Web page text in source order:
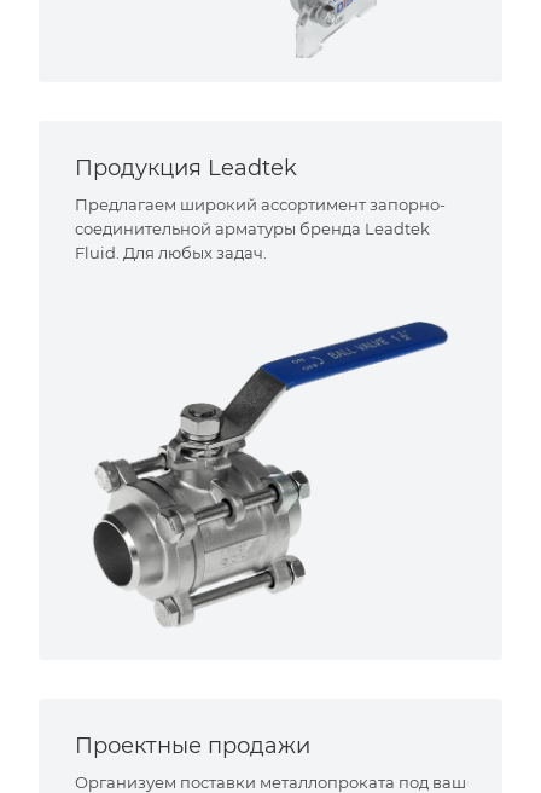
Продукция Leadtek
Предлагаем широкий ассортимент запорно-
соединительной арматуры бренда Leadtek
Fluid. Для любых задач.
Проектные продажи
Организуем поставки металлопроката под ваш